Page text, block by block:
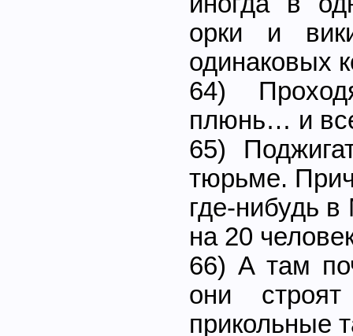
орки и
одинаковых
64)
плюнь… и
65)
тюрьме.
где-нибудь
на 20
66) А там
они
прикольные